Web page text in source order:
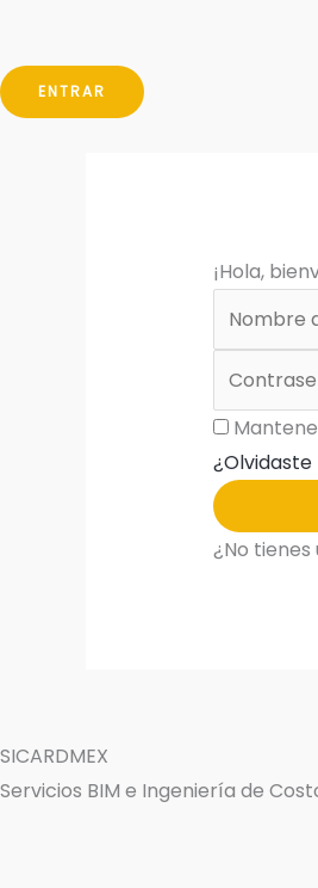
ENTRAR
¡Hola,
¿No
SICARDMEX
Servicios BIM e Ingeniería de